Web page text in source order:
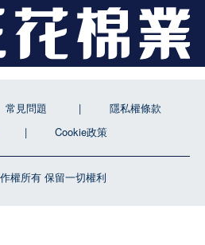
權所有 保留一切權利
常見問題
隱私權條款
Cookie政策